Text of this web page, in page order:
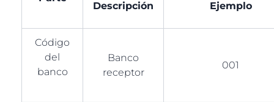
Descripción Ejemplo
Código
del
banco
Banco
receptor
001